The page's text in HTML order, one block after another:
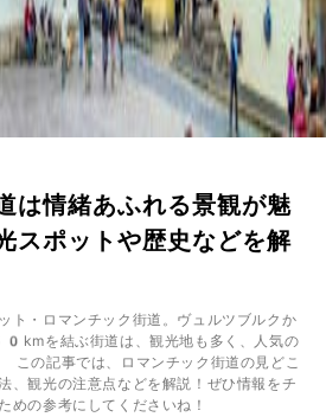
は情緒あふれる景観が魅
スポットや歴史などを解
ト・ロマンチック街道。ヴュルツブルクか
を結ぶ街道は、観光地も多く、人気の
の記事では、ロマンチック街道の見どこ
、観光の注意点などを解説！ぜひ情報をチ
めの参考にしてくださいね！